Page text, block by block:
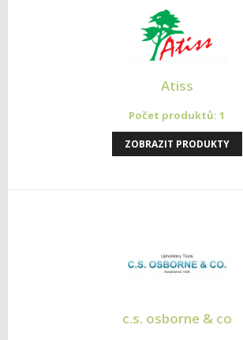
Atiss
Počet produktů: 1
ZOBRAZIT PRODUKTY
c.s. osborne & co